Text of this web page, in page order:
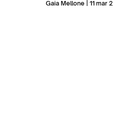
lavori verranno
Gaia Mellone | 11 mar